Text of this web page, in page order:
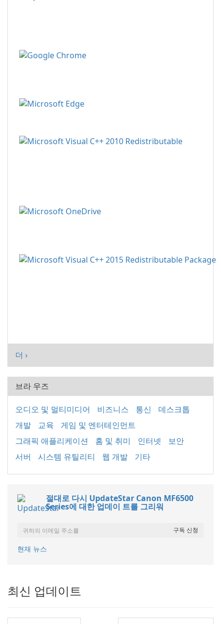
더 ›
브라 우즈
오디오 및 멀티미디어 비즈니스 통신
데스크톱
개발
교육
게임 및 엔터테인먼트
그래픽 애플리케이션
홈 및 취미 인터넷
보안
서버
시스템 유틸리티 웹 개발 기타
절대로 다시 UpdateStar Canon MF6500
Series에 대한 업데이 트를 그리워
현재 뉴스
최신 업데이트